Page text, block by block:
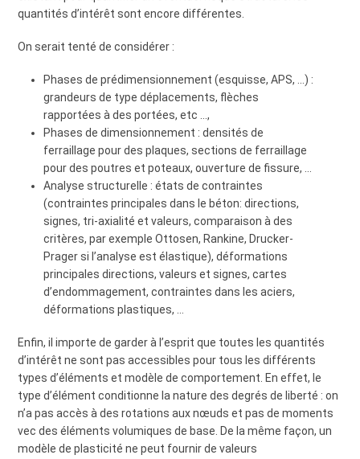
quantités d’intérêt sont encore différentes.
On serait tenté de considérer :
Phases de prédimensionnement (esquisse, APS, …) :
grandeurs de type déplacements, flèches
rapportées à des portées, etc …,
Phases de dimensionnement : densités de
ferraillage pour des plaques, sections de ferraillage
pour des poutres et poteaux, ouverture de fissure, …
Analyse structurelle : états de contraintes
(contraintes principales dans le béton: directions,
signes, tri-axialité et valeurs, comparaison à des
critères, par exemple Ottosen, Rankine, Drucker-
Prager si l’analyse est élastique), déformations
principales directions, valeurs et signes, cartes
d’endommagement, contraintes dans les aciers,
déformations plastiques, …
Enfin, il importe de garder à l’esprit que toutes les quantités
d’intérêt ne sont pas accessibles pour tous les différents
types d’éléments et modèle de comportement. En effet, le
type d’élément conditionne la nature des degrés de liberté : on
n’a pas accès à des rotations aux nœuds et pas de moments
vec des éléments volumiques de base. De la même façon, un
modèle de plasticité ne peut fournir de valeurs